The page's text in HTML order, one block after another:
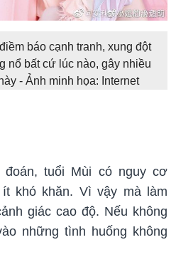
báo cạnh tranh, xung đột
nổ bất cứ lúc nào, gây nhiều
- Ảnh minh họa: Internet
tuổi Mùi có nguy cơ
khó khăn. Vì vậy mà làm
giác cao độ. Nếu không
những tình huống không